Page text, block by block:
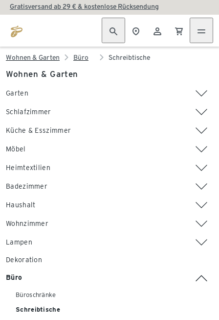
Gratisversand ab 29 € & kostenlose Rücksendung
Wohnen & Garten Büro Schreibtische
Wohnen & Garten
Garten
Schlafzimmer
Küche & Esszimmer
Möbel
Heimtextilien
Badezimmer
Haushalt
Wohnzimmer
Lampen
Dekoration
Büro
Büroschränke
Schreibtische